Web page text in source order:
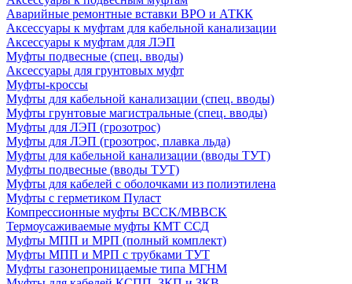
Аварийные ремонтные вставки ВРО и АТКК
Аксессуары к муфтам для кабельной канализации
Аксессуары к муфтам для ЛЭП
Муфты подвесные (спец. вводы)
Аксессуары для грунтовых муфт
Муфты-кроссы
Муфты для кабельной канализации (спец. вводы)
Муфты грунтовые магистральные (спец. вводы)
Муфты для ЛЭП (грозотрос)
Муфты для ЛЭП (грозотрос, плавка льда)
Муфты для кабельной канализации (вводы ТУТ)
Муфты подвесные (вводы ТУТ)
Муфты для кабелей с оболочками из полиэтилена
Муфты с герметиком Пуласт
Компрессионные муфты BCCK/MBBCK
Термоусаживаемые муфты КМТ ССД
Муфты МПП и МРП (полный комплект)
Муфты МПП и МРП с трубками ТУТ
Муфты газонепроницаемые типа МГНМ